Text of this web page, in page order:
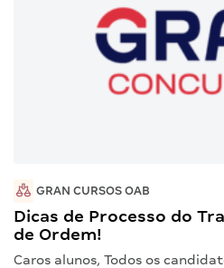
GRAN CURSOS OAB
Dicas de Processo do
de Ordem!
Caros alunos, Todos os